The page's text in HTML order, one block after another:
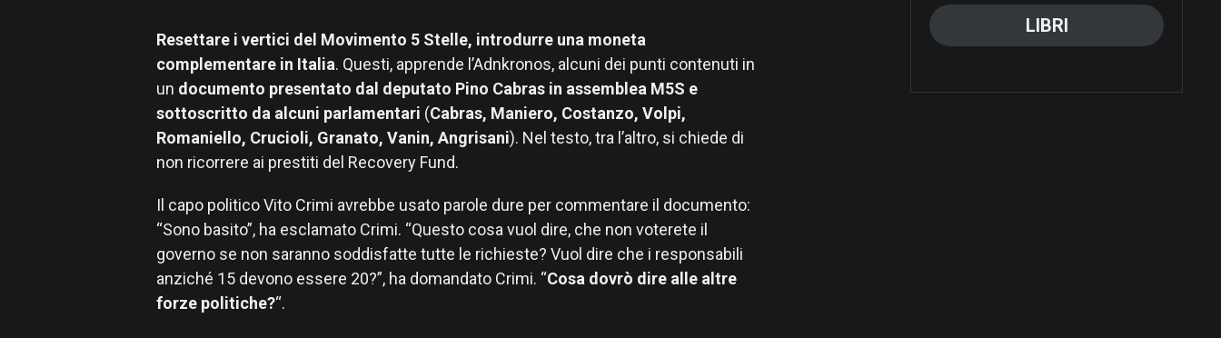
Resettare i vertici del Movimento 5 Stelle, introdurre una moneta
complementare in Italia. Questi, apprende l’Adnkronos, alcuni dei punti contenuti in
un documento presentato dal deputato Pino Cabras in assemblea M5S e
sottoscritto da alcuni parlamentari (Cabras, Maniero, Costanzo, Volpi,
Romaniello, Crucioli, Granato, Vanin, Angrisani). Nel testo, tra l’altro, si chiede di
non ricorrere ai prestiti del Recovery Fund.
Il capo politico Vito Crimi avrebbe usato parole dure per commentare il documento:
“Sono basito”, ha esclamato Crimi. “Questo cosa vuol dire, che non voterete il
governo se non saranno soddisfatte tutte le richieste? Vuol dire che i responsabili
anziché 15 devono essere 20?”, ha domandato Crimi. “Cosa dovrò dire alle altre
forze politiche?“.
LIBRI